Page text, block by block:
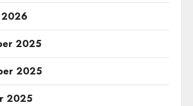
2026
2025
2025
2025